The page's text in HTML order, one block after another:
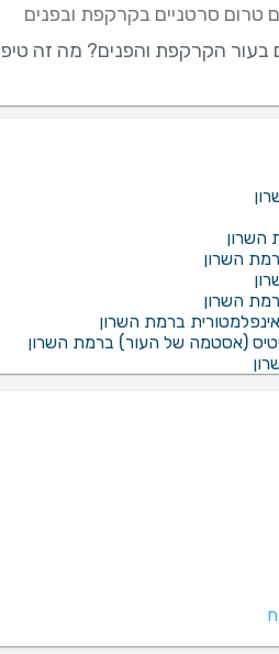
טרום סרטניים בקרקפת ובפנים
הקרקפת והפנים? מה זה
השרון
השרון
השרון
ברמת השרון
(אסטמה של העור) ברמת השרון